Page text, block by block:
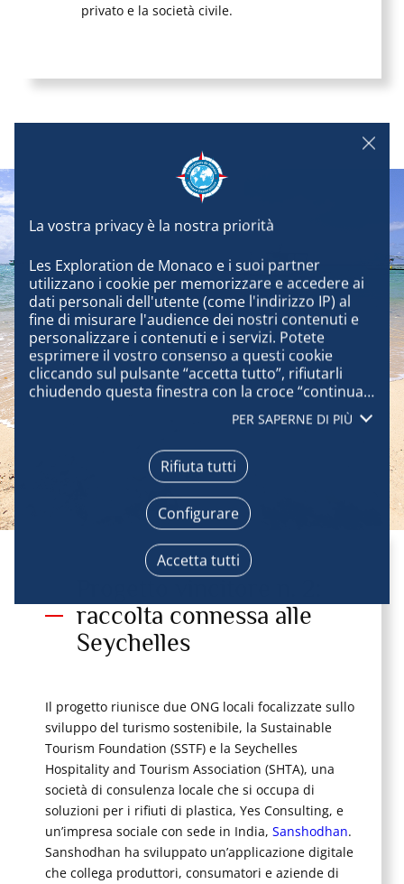
Les Exploration de Monaco e i suoi partner
utilizzano i cookie per memorizzare e accedere ai
dati personali dell'utente (come l'indirizzo IP) al
fine di misurare l'audience dei nostri contenuti e
personalizzare i contenuti e i servizi. Potete
esprimere il vostro consenso a questi cookie
cliccando sul pulsante “accetta tutto”, rifiutarli
chiudendo questa finestra con la croce “continua
senza accettare”, oppure conoscere i dettagli di
ogni scopo ed esprimere la vostra scelta per
ognuno di essi cliccando su “configura”. Cliccando
su “accetta tutto”, accettate che possiamo
accedere alle informazioni memorizzate sul vostro
terminale per ottenere dati sul nostro pubblico,
sviluppare e migliorare i nostri prodotti, garantire
la sicurezza, prevenire le frodi e il debug,
distribuire tecnicamente i contenuti, abbinare e
combinare fonti di dati offline, collegare diversi
identificazione del dispositivo inviate
automaticamente, utilizzare dati precisi di
geolocalizzazione, analizzare attivamente le
caratteristiche del terminale a fini di
scelte in qualsiasi momento cliccando su “Gestisci
i miei cookie” in fondo alle pagine di questo sito.
Per ulteriori informazioni è possibile consultare la
nostra informativa sulla privacy.
PER SAPERNE DI PIÙ
Accetta tutti
Rifiuta tutti
Configurare
privato e la società civile.
raccolta connessa alle
Seychelles
Il progetto riunisce due ONG locali focalizzate sullo
sviluppo del turismo sostenibile, la Sustainable
Tourism Foundation (SSTF) e la Seychelles
Hospitality and Tourism Association (SHTA), una
società di consulenza locale che si occupa di
soluzioni per i rifiuti di plastica, Yes Consulting, e
un’impresa sociale con sede in India, Sanshodhan.
Sanshodhan ha sviluppato un’applicazione digitale
che collega produttori, consumatori e aziende di